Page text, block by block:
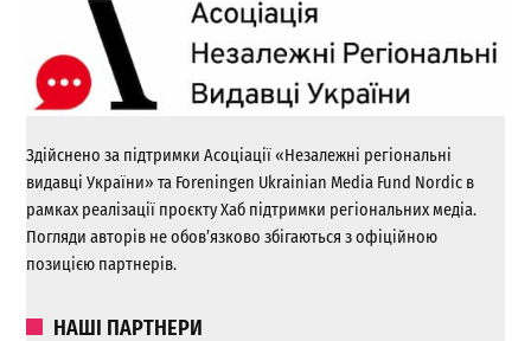
Здійснено за підтримки Асоціації «Незалежні регіональні
видавці України» та Foreningen Ukrainian Media Fund Nordic в
рамках реалізації проєкту Хаб підтримки регіональних медіа.
Погляди авторів не обов’язково збігаються з офіційною
позицією партнерів.
НАШІ ПАРТНЕРИ